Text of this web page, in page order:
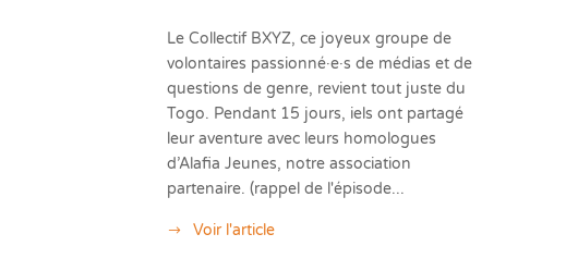
Le Collectif BXYZ, ce joyeux groupe de
volontaires passionné·e·s de médias et de
questions de genre, revient tout juste du
Togo. Pendant 15 jours, iels ont partagé
leur aventure avec leurs homologues
d’Alafia Jeunes, notre association
partenaire. (rappel de l'épisode...
Voir l'article